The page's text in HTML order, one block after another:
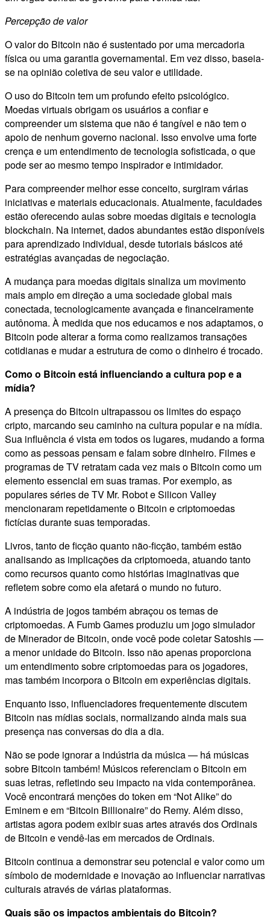
Percepção de valor
O valor do Bitcoin não é sustentado por uma mercadoria
física ou uma garantia governamental. Em vez disso, baseia-
se na opinião coletiva de seu valor e utilidade.
O uso do Bitcoin tem um profundo efeito psicológico.
Moedas virtuais obrigam os usuários a confiar e
compreender um sistema que não é tangível e não tem o
apoio de nenhum governo nacional. Isso envolve uma forte
crença e um entendimento de tecnologia sofisticada, o que
pode ser ao mesmo tempo inspirador e intimidador.
Para compreender melhor esse conceito, surgiram várias
iniciativas e materiais educacionais. Atualmente, faculdades
estão oferecendo aulas sobre moedas digitais e tecnologia
blockchain. Na internet, dados abundantes estão disponíveis
para aprendizado individual, desde tutoriais básicos até
estratégias avançadas de negociação.
A mudança para moedas digitais sinaliza um movimento
mais amplo em direção a uma sociedade global mais
conectada, tecnologicamente avançada e financeiramente
autônoma. À medida que nos educamos e nos adaptamos, o
Bitcoin pode alterar a forma como realizamos transações
cotidianas e mudar a estrutura de como o dinheiro é trocado.
Como o Bitcoin está influenciando a cultura pop e a
mídia?
A presença do Bitcoin ultrapassou os limites do espaço
cripto, marcando seu caminho na cultura popular e na mídia.
Sua influência é vista em todos os lugares, mudando a forma
como as pessoas pensam e falam sobre dinheiro. Filmes e
programas de TV retratam cada vez mais o Bitcoin como um
elemento essencial em suas tramas. Por exemplo, as
populares séries de TV Mr. Robot e Silicon Valley
mencionaram repetidamente o Bitcoin e criptomoedas
fictícias durante suas temporadas.
Livros, tanto de ficção quanto não-ficção, também estão
analisando as implicações da criptomoeda, atuando tanto
como recursos quanto como histórias imaginativas que
refletem sobre como ela afetará o mundo no futuro.
A indústria de jogos também abraçou os temas de
criptomoedas. A Fumb Games produziu um jogo simulador
de Minerador de Bitcoin, onde você pode coletar Satoshis —
a menor unidade do Bitcoin. Isso não apenas proporciona
um entendimento sobre criptomoedas para os jogadores,
mas também incorpora o Bitcoin em experiências digitais.
Enquanto isso, influenciadores frequentemente discutem
Bitcoin nas mídias sociais, normalizando ainda mais sua
presença nas conversas do dia a dia.
Não se pode ignorar a indústria da música — há músicas
sobre Bitcoin também! Músicos referenciam o Bitcoin em
suas letras, refletindo seu impacto na vida contemporânea.
Você encontrará menções do token em “Not Alike” do
Eminem e em “Bitcoin Billionaire” do Remy. Além disso,
artistas agora podem exibir suas artes através dos Ordinais
de Bitcoin e vendê-las em mercados de Ordinais.
Bitcoin continua a demonstrar seu potencial e valor como um
símbolo de modernidade e inovação ao influenciar narrativas
culturais através de várias plataformas.
Quais são os impactos ambientais do Bitcoin?